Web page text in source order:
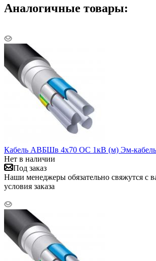
Аналогичные товары:
Кабель АВБШв 4х70 ОС 1кВ (м) Эм-кабель
Нет в наличии
Под заказ
Наши менеджеры обязательно свяжутся с
условия заказа